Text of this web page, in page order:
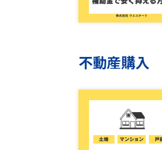
不動産購入